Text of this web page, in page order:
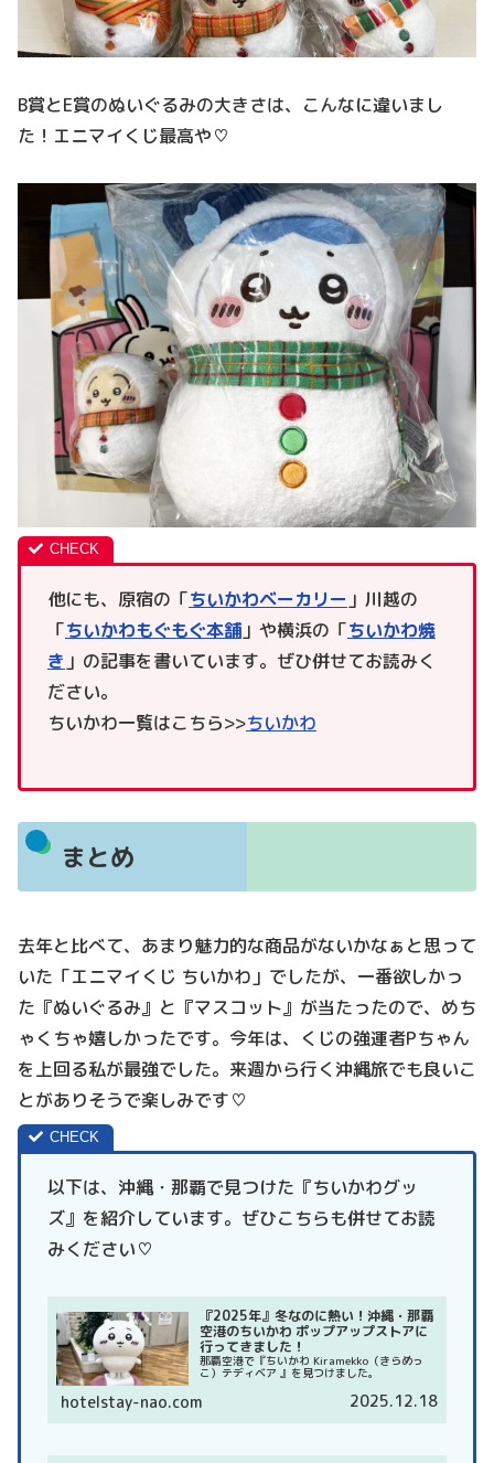
B賞とE賞のぬいぐるみの大きさは、こんなに違いまし
た！エニマイくじ最高や♡
他にも、原宿の「ちいかわベーカリー 」川越の
「ちいかわもぐもぐ本舗 」や横浜の「ちいかわ焼
き 」の記事を書いています。ぜひ併せてお読みく
ださい。
ちいかわ一覧はこちら>>ちいかわ
まとめ
去年と比べて、あまり魅力的な商品がないかなぁと思って
いた「エニマイくじ ちいかわ」でしたが、一番欲しかっ
た『ぬいぐるみ』と『マスコット』が当たったので、めち
ゃくちゃ嬉しかったです。今年は、くじの強運者Pちゃん
を上回る私が最強でした。来週から行く沖縄旅でも良いこ
とがありそうで楽しみです♡
以下は、沖縄・那覇で見つけた『ちいかわグッ
ズ』を紹介しています。ぜひこちらも併せてお読
みください♡
『2025年』冬なのに熱い！沖縄・那覇
空港のちいかわ ポップアップストアに
行ってきました！
那覇空港で『ちいかわ Kiramekko（きらめっ
こ）テディベア 』を見つけました。
hotelstay-nao.com 2025.12.18